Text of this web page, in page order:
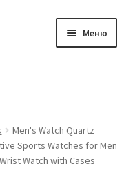
Меню
меню
Men's Watch Quartz
Sports Watches for Men
Watch with Cases